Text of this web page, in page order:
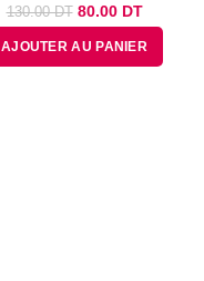
130.00DT Le
prix
initial
était :
80.00DTLe
prix
actuel
est :
AJOUTER AU PANIER